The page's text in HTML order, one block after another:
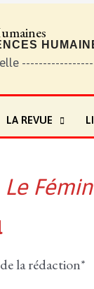
LA REVUE
Le
la rédaction*